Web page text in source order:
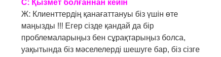
С: Қызмет болғаннан кейін
Ж: Клиенттердің қанағаттануы біз үшін өте
маңызды !!! Егер сізде қандай да бір
проблемаларыңыз бен сұрақтарыңыз болса,
уақытында біз мәселелерді шешуге бар, біз сізге